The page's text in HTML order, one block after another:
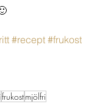
#recept #frukost
frukostmjölfri